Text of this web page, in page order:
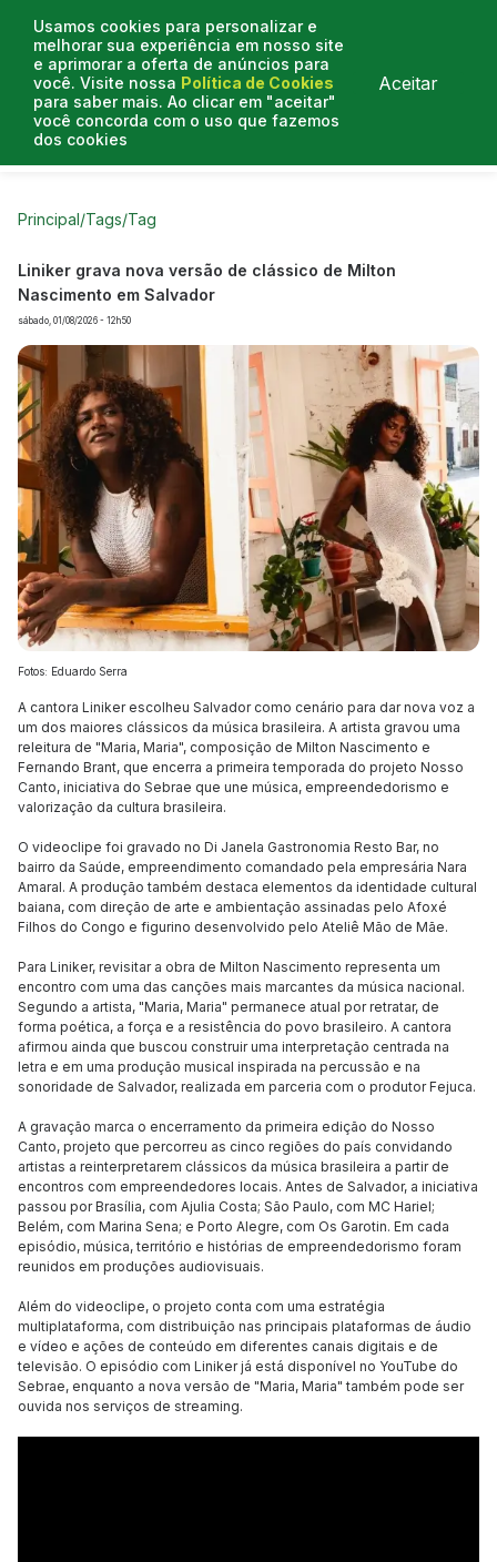
Usamos cookies para personalizar e
melhorar sua experiência em nosso site
e aprimorar a oferta de anúncios para
você. Visite nossa Política de Cookies
para saber mais. Ao clicar em "aceitar"
você concorda com o uso que fazemos
dos cookies
Aceitar
Curtas do Poder
Principal/Tags/Tag
Liniker grava nova versão de clássico de Milton
Nascimento em Salvador
sábado, 01/08/2026 - 12h50
Fotos: Eduardo Serra
A cantora Liniker escolheu Salvador como cenário para dar nova voz a
um dos maiores clássicos da música brasileira. A artista gravou uma
releitura de "Maria, Maria", composição de Milton Nascimento e
Fernando Brant, que encerra a primeira temporada do projeto Nosso
Canto, iniciativa do Sebrae que une música, empreendedorismo e
valorização da cultura brasileira.
O videoclipe foi gravado no Di Janela Gastronomia Resto Bar, no
bairro da Saúde, empreendimento comandado pela empresária Nara
Amaral. A produção também destaca elementos da identidade cultural
baiana, com direção de arte e ambientação assinadas pelo Afoxé
Filhos do Congo e figurino desenvolvido pelo Ateliê Mão de Mãe.
Para Liniker, revisitar a obra de Milton Nascimento representa um
encontro com uma das canções mais marcantes da música nacional.
Segundo a artista, "Maria, Maria" permanece atual por retratar, de
forma poética, a força e a resistência do povo brasileiro. A cantora
afirmou ainda que buscou construir uma interpretação centrada na
letra e em uma produção musical inspirada na percussão e na
sonoridade de Salvador, realizada em parceria com o produtor Fejuca.
A gravação marca o encerramento da primeira edição do Nosso
Canto, projeto que percorreu as cinco regiões do país convidando
artistas a reinterpretarem clássicos da música brasileira a partir de
encontros com empreendedores locais. Antes de Salvador, a iniciativa
passou por Brasília, com Ajulia Costa; São Paulo, com MC Hariel;
Belém, com Marina Sena; e Porto Alegre, com Os Garotin. Em cada
episódio, música, território e histórias de empreendedorismo foram
reunidos em produções audiovisuais.
Além do videoclipe, o projeto conta com uma estratégia
multiplataforma, com distribuição nas principais plataformas de áudio
e vídeo e ações de conteúdo em diferentes canais digitais e de
televisão. O episódio com Liniker já está disponível no YouTube do
Sebrae, enquanto a nova versão de "Maria, Maria" também pode ser
ouvida nos serviços de streaming.